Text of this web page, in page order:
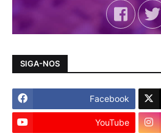
SIGA-NOS
Facebook
YouTube